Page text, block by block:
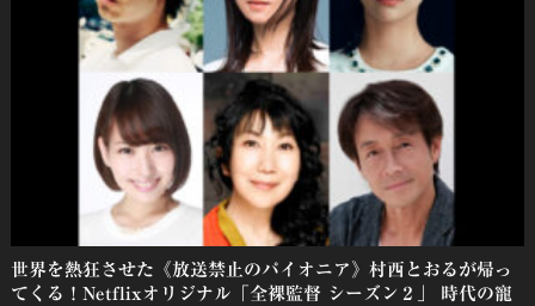
世界を熱狂させた《放送禁止のパイオニア》村西とおるが帰っ
てくる！Netflixオリジナル「全裸監督 シーズン２」 時代の寵